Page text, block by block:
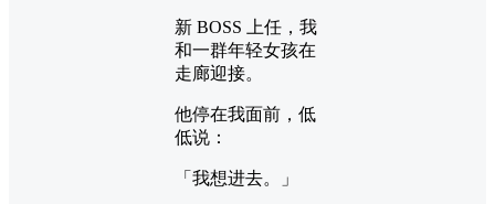
新 BOSS 上任，我
和一群年轻女孩在
走廊迎接。
他停在我面前，低
低说：
「我想进去。」